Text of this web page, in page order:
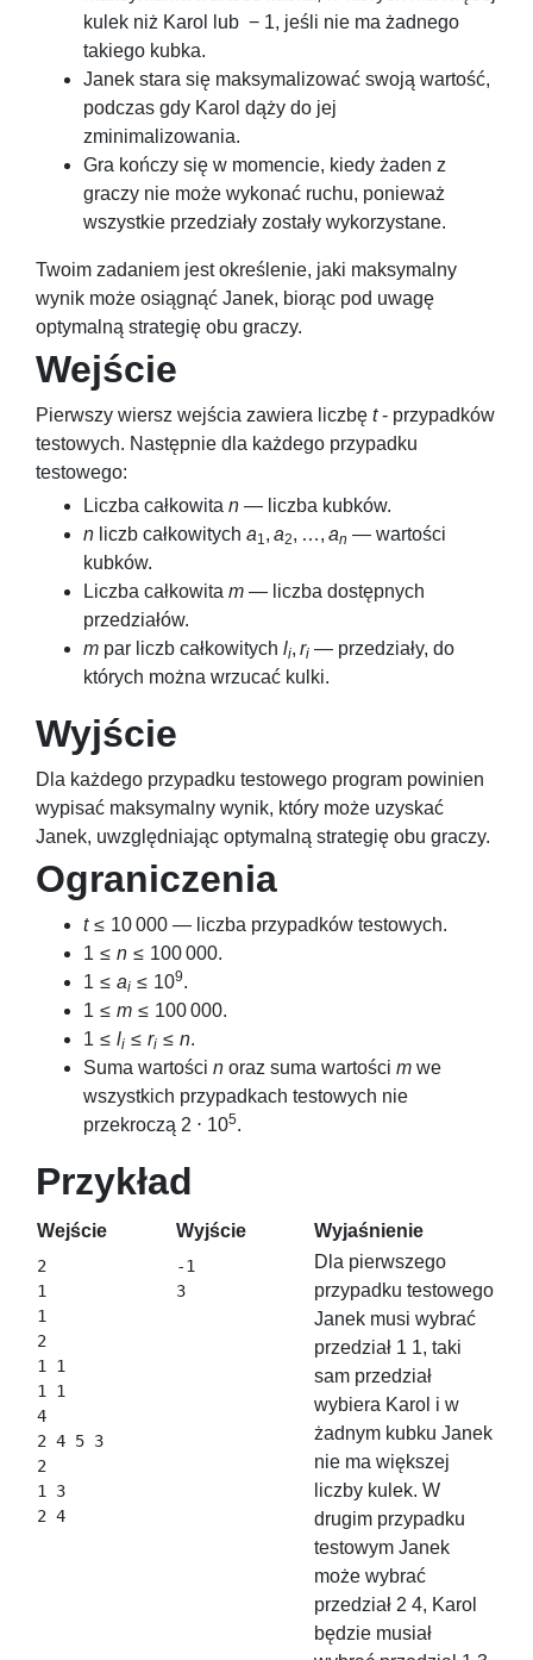
kulek niż Karol lub − 1, jeśli nie ma żadnego
takiego kubka.
Janek stara się maksymalizować swoją wartość,
podczas gdy Karol dąży do jej
zminimalizowania.
Gra kończy się w momencie, kiedy żaden z
graczy nie może wykonać ruchu, ponieważ
wszystkie przedziały zostały wykorzystane.
Twoim zadaniem jest określenie, jaki maksymalny
wynik może osiągnąć Janek, biorąc pod uwagę
optymalną strategię obu graczy.
Wejście
Pierwszy wiersz wejścia zawiera liczbę t- przypadków
testowych. Następnie dla każdego przypadku
testowego:
Liczba całkowita n — liczba kubków.
n liczb całkowitych a1 , a2, …, an — wartości
kubków.
Liczba całkowita m — liczba dostępnych
przedziałów.
m par liczb całkowitych li, ri — przedziały, do
których można wrzucać kulki.
Wyjście
Dla każdego przypadku testowego program powinien
wypisać maksymalny wynik, który może uzyskać
Janek, uwzględniając optymalną strategię obu graczy.
Ograniczenia
t≤ 10 000 — liczba przypadków testowych.
1 ≤ n ≤ 100 000.
1 ≤ ai ≤ 109.
1 ≤ m ≤ 100 000.
1 ≤ li ≤ ri ≤ n.
Suma wartości n oraz suma wartości m we
wszystkich przypadkach testowych nie
przekroczą 2 ⋅ 105.
Przykład
Wejście Wyjście Wyjaśnienie
2
1
1
2
1 1
1 1
4
2 4 5 3
2
1 3
2 4
-1
Dla pierwszego
przypadku testowego
Janek musi wybrać
przedział 1 1, taki
sam przedział
wybiera Karol i w
żadnym kubku Janek
nie ma większej
liczby kulek. W
drugim przypadku
testowym Janek
może wybrać
przedział 2 4, Karol
będzie musiał